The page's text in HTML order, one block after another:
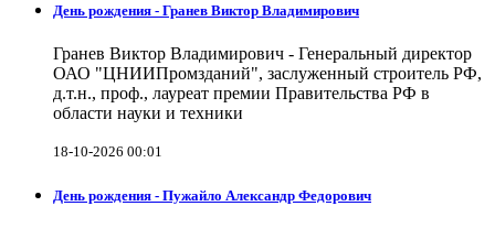
День рождения - Гранев Виктор Владимирович
Гранев Виктор Владимирович - Генеральный директор
ОАО "ЦНИИПромзданий", заслуженный строитель РФ,
д.т.н., проф., лауреат премии Правительства РФ в
области науки и техники
18-10-2026 00:01
День рождения - Пужайло Александр Федорович